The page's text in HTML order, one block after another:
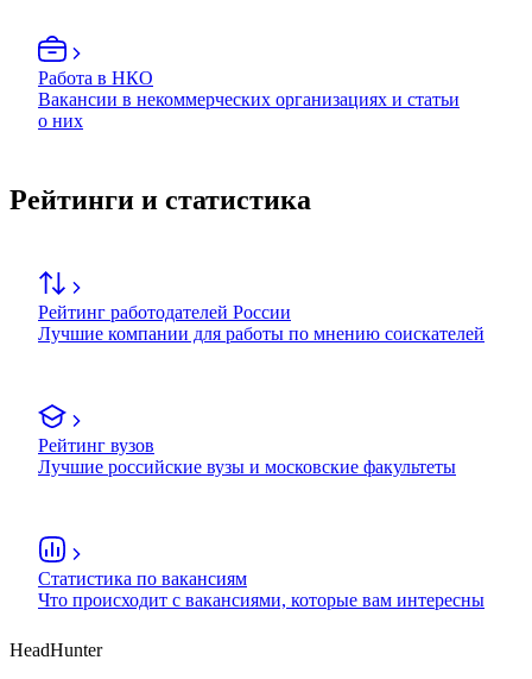
Работа в НКО
Вакансии в некоммерческих организациях и статьи
о них
Рейтинги и статистика
Рейтинг работодателей России
Лучшие компании для работы по мнению соискателей
Рейтинг вузов
Лучшие российские вузы и московские факультеты
Статистика по вакансиям
Что происходит с вакансиями, которые вам интересны
HeadHunter